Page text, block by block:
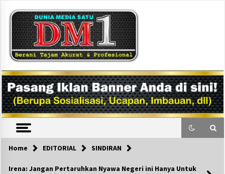
content
DM1
Home EDITORIAL SINDIRAN
Irena: Jangan Pertaruhkan Nyawa Negeri ini Hanya Untuk